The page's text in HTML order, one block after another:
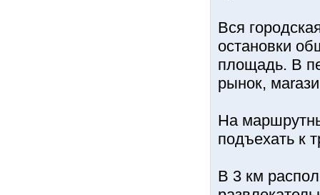
Вся
остановки
площадь. В
рынок,
На
подъехать к
В 3 км